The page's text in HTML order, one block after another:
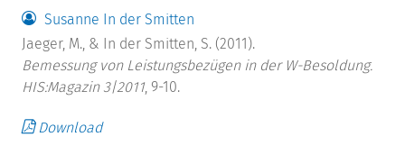
Susanne In der Smitten
Jaeger, M., & In der Smitten, S. (2011).
Bemessung von Leistungsbezügen in der W-Besoldung.
HIS:Magazin 3|2011, 9-10.
Download